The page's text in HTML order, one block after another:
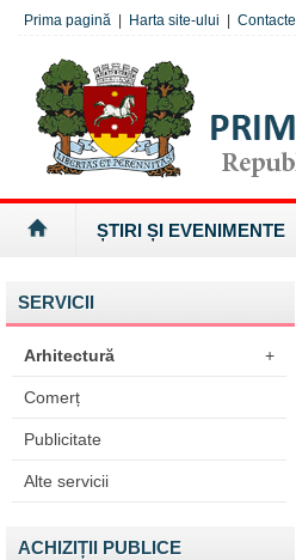
Prima pagină Harta site-ului Contacte
ȘTIRI ȘI EVENIMENTE
SERVICII
Arhitectură +
Comerț
Publicitate
Alte servicii
ACHIZIȚII PUBLICE